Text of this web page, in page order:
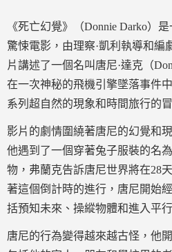
《死亡幻覺》（Donnie Darko）
驚悚電影，由理察·凱利執導和編
片講述了一個名叫唐尼·達克（
在一次神秘的飛機引擎墜落事件
系列超自然的現象和時間旅行的冒
影片的劇情圍繞著唐尼的幻覺和
他遇到了一個穿著兔子服裝的名
物，弗蘭克告訴唐尼世界將在28
著這個倒計時的進行，唐尼開始
括預知未來、操縱物體和進入平
唐尼的行為變得越來越古怪，他